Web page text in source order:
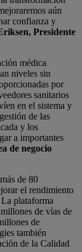
aún
confianza y
Presidente
médica
niveles sin
por
sanitarios
en el sistema y
de las
y los
a importantes
de negocio
de 80
el rendimiento
plataforma
de vías de
de
también
de la Calidad